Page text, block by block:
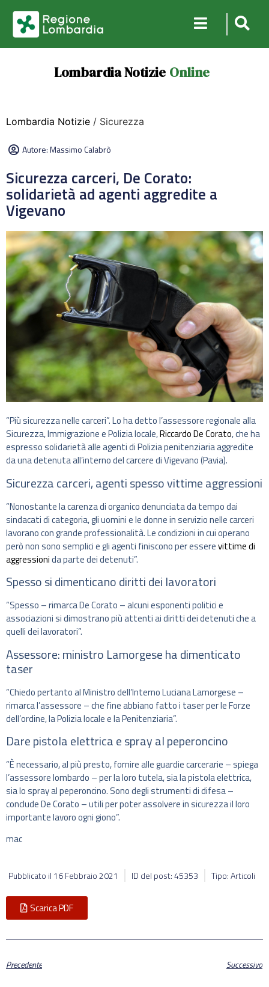
Lombardia Notizie Online
Lombardia Notizie / Sicurezza
Autore:Massimo Calabrò
Sicurezza carceri, De Corato:
solidarietà ad agenti aggredite a
Vigevano
“Più sicurezza nelle carceri”. Lo ha detto l’assessore regionale alla
Sicurezza, Immigrazione e Polizia locale,Riccardo De Corato, che ha
espresso solidarietà alle agenti di Polizia penitenziaria aggredite
da una detenuta all’interno del carcere di Vigevano (Pavia).
Sicurezza carceri, agenti spesso vittime aggressioni
“Nonostante la carenza di organico denunciata da tempo dai
sindacati di categoria, gli uomini e le donne in servizio nelle carceri
lavorano con grande professionalità. Le condizioni in cui operano
però non sono semplici e gli agenti finiscono per esserevittime di
aggressionida parte dei detenuti”.
Spesso si dimenticano diritti dei lavoratori
“Spesso – rimarca De Corato – alcuni esponenti politici e
associazioni si dimostrano più attenti ai diritti dei detenuti che a
quelli dei lavoratori”.
Assessore: ministro Lamorgese ha dimenticato
taser
“Chiedo pertanto al Ministro dell’Interno Luciana Lamorgese –
rimarca l’assessore – che fine abbiano fatto i taser per le Forze
dell’ordine, la Polizia locale e la Penitenziaria”.
Dare pistola elettrica e spray al peperoncino
“È necessario, al più presto, fornire alle guardie carcerarie – spiega
l’assessore lombardo – per la loro tutela, sia la pistola elettrica,
sia lo spray al peperoncino. Sono degli strumenti di difesa –
conclude De Corato – utili per poter assolvere in sicurezza il loro
importante lavoro ogni giono”.
mac
Pubblicato il 16 Febbraio 2021 ID del post: 45353 Tipo: Articoli
Scarica PDF
Precedente Successivo